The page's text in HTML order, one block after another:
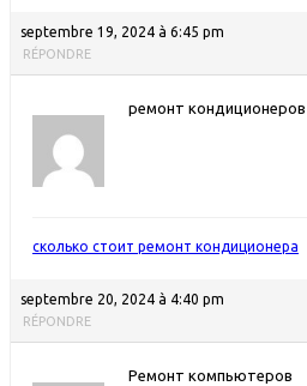
septembre 19, 2024 à 6:45 pm
RÉPONDRE
ремонт
сколько стоит ремонт кондиционера
septembre 20, 2024 à 4:40 pm
RÉPONDRE
Ремонт компьютеров